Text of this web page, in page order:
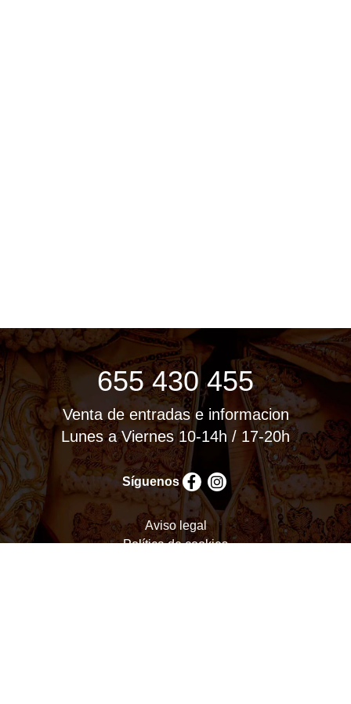
655 430 455
Venta de entradas e informacion
Lunes a Viernes 10-14h / 17-20h
Síguenos
Aviso legal
Política de cookies